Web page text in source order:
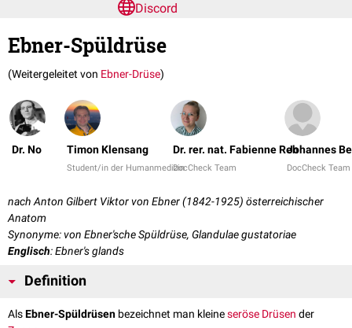
Discord
Ebner-Spüldrüse
(Weitergeleitet von Ebner-Drüse)
Dr. No Timon Klensang
Student/in der Humanmedizin
Dr. rer. nat. Fabienne Reh
DocCheck Team
Johannes
DocCheck Team
nach Anton Gilbert Viktor von Ebner (1842-1925) österreichischer
Anatom
Synonyme: von Ebner'sche Spüldrüse, Glandulae gustatoriae
Englisch: Ebner's glands
Definition
AlsEbner-Spüldrüsen bezeichnet man kleineseröse Drüsen der